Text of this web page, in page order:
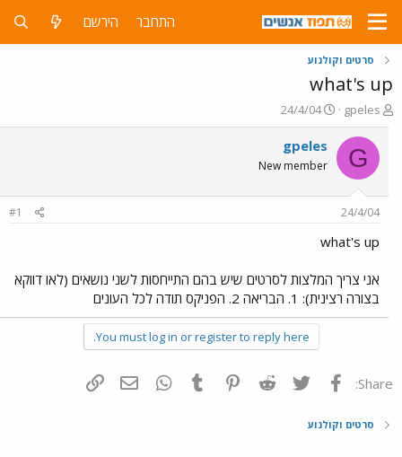
התחבר הירשם
סרטים וקולנוע
what's up
פ
ו
ת
ח
ה
ש
א
gpeles
פ
ו
ר
ם
ר
24/4/04
G
gpeles
New member
24/4/04
#1
what's up
אני צריך המלצות לסרטים שיש בהם התייחסות לשני נושאים (לאו דווקא
בצורה רצינית): 1. הבריאה 2. הפניקס תודה לכל העונים
You must log in or register to reply here.
Share: פייסבוק Twitter
Reddit
Pinterest
Tumblr
WhatsAppדואר אלקטרוני
סרטים וקולנוע